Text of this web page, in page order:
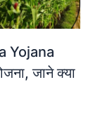
Yojana
जाने क्या